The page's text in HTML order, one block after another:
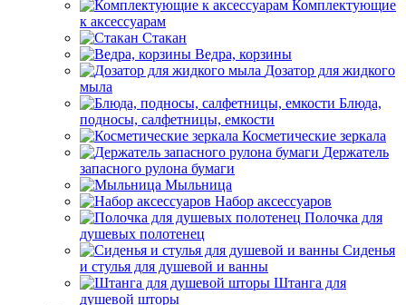
Комплектующие
к аксессуарам
Стакан
Ведра, корзины
Дозатор для жидкого
мыла
Блюда,
подносы, салфетницы, емкости
Косметические зеркала
Держатель
запасного рулона бумаги
Мыльница
Набор аксессуаров
Полочка для
душевых полотенец
Сиденья
и стулья для душевой и ванны
Штанга для
душевой шторы